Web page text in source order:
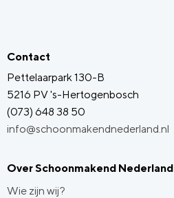
Contact
Pettelaarpark 130-B
5216 PV 's-Hertogenbosch
(073) 648 38 50
info@schoonmakendnederland.nl
Over Schoonmakend Nederland
Wie zijn wij?